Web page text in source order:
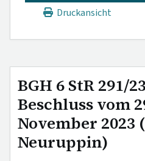
Druckansicht
BGH 6 StR 291/
Beschluss vom
November 2023
Neuruppin)